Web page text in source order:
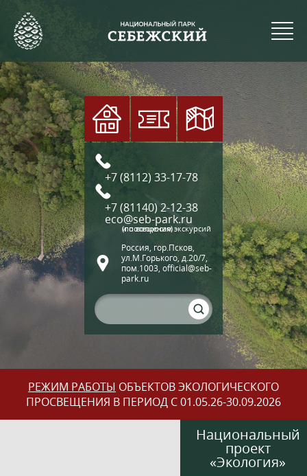
+7 (8112) 33-17-78
+7 (81140) 2-12-38
eco@seb-park.ru
(по вопросам экскурсий и посещения)
Россия, гор.Псков,
ул.М.Горького, д.20/7,
пом.1003, official@seb-
park.ru
РЕЖИМ РАБОТЫ ОБЪЕКТОВ ЭКОЛОГИЧЕСКОГО
ПРОСВЕЩЕНИЯ В ПЕРИОД С 01.05.26-30.09.2026
Национальный
проект
«Экология»